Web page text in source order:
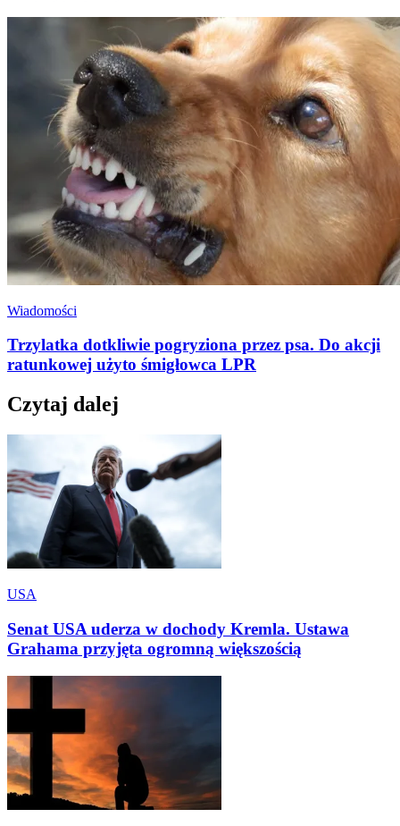
Wiadomości
Trzylatka dotkliwie pogryziona przez psa. Do akcji
ratunkowej użyto śmigłowca LPR
Czytaj dalej
USA
Senat USA uderza w dochody Kremla. Ustawa
Grahama przyjęta ogromną większością